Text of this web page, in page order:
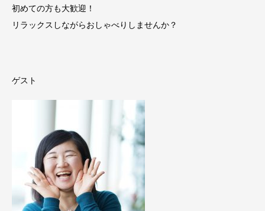
初めての方も大歓迎！
リラックスしながらおしゃべりしませんか？
ゲスト